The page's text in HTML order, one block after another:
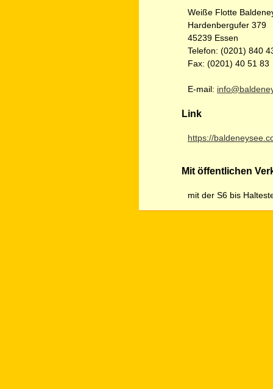
Weiße Flotte
Hardenbergufer 379
45239 Essen
Telefon: (0201) 840
Fax: (0201) 40 51 83
E-mail:
Link
https://
Mit öffentlichen
mit der S6 bis